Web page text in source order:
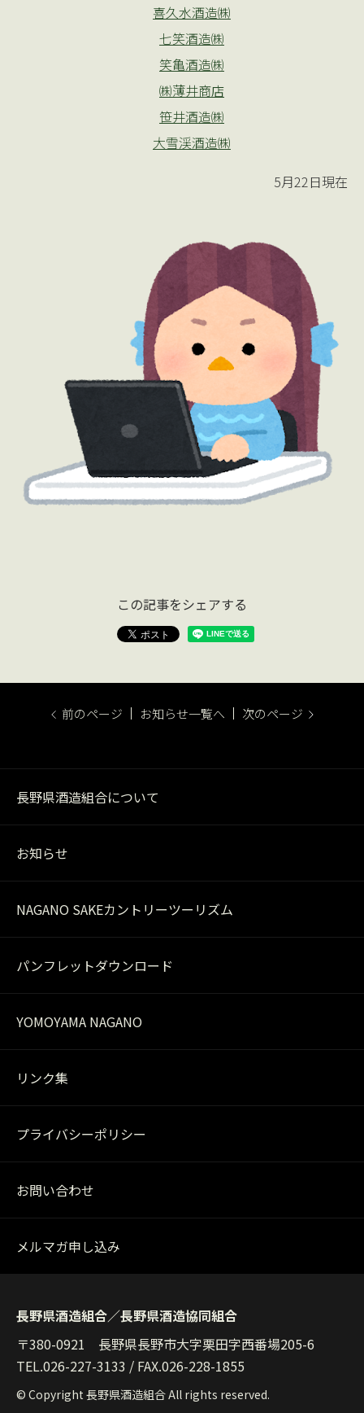
喜久水酒造㈱
七笑酒造㈱
笑亀酒造㈱
㈱薄井商店
笹井酒造㈱
大雪渓酒造㈱
5月22日現在
この記事をシェアする
前のページ お知らせ一覧へ 次のページ
長野県酒造組合について
お知らせ
NAGANO SAKEカントリーツーリズム
パンフレットダウンロード
YOMOYAMA NAGANO
リンク集
プライバシーポリシー
お問い合わせ
メルマガ申し込み
長野県酒造組合／長野県酒造協同組合
〒380-0921 長野県長野市大字栗田字西番場205-6
TEL.026-227-3133 / FAX.026-228-1855
© Copyright 長野県酒造組合 All rights reserved.